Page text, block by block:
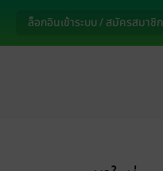
ล็อกอินเข้าระบบ / สมัครสมาชิก